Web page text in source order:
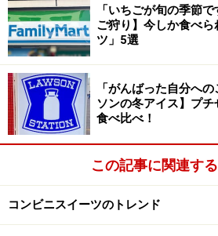
1. ふわ＆サクの食感が際
いたふんわりメロンパン」
焼きたての香りが楽しめるメロンパ
ったです
「お店で焼いたふんわりメロンパ
は、まわりはサクッと、中はふん
香りが格段によく、食感のコント
おいしかったです。
「いちごが旬の季節
ご狩り】今しか食べ
ツ」5選
「がんばった自分へ
ソンの冬アイス】プ
食べ比べ！
この記事に関連す
コンビニスイーツのトレンド